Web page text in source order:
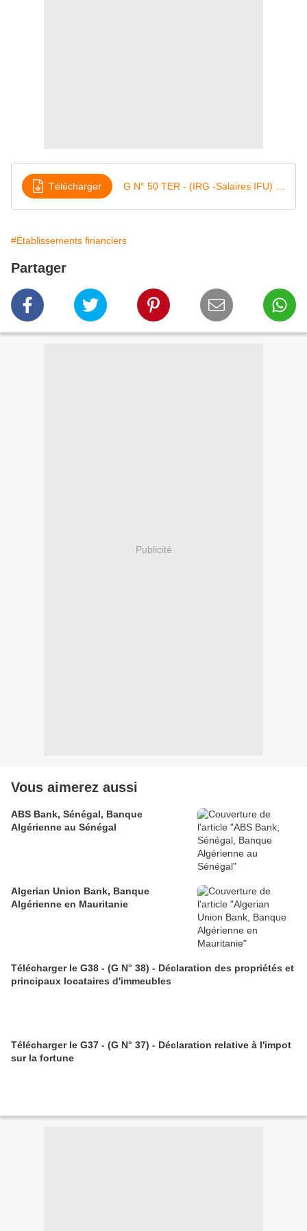
Télécharger
#Établissements financiers
Partager
Publicité
Vous aimerez aussi
ABS Bank, Sénégal, Banque
Algérienne au Sénégal
Algerian Union Bank, Banque
Algérienne en Mauritanie
Télécharger le G38 - (G N° 38) - Déclaration des propriétés et
principaux locataires d'immeubles
Télécharger le G37 - (G N° 37) - Déclaration relative à l'impot
sur la fortune